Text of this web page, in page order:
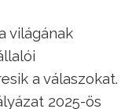
világának
a válaszokat.
2025-ös